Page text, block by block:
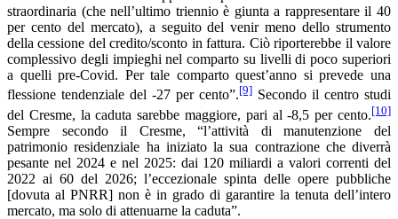
straordinaria (che nell’ultimo triennio è giunta a rappresentare il 40
per cento del mercato), a seguito del venir meno dello strumento
della cessione del credito/sconto in fattura. Ciò riporterebbe il valore
complessivo degli impieghi nel comparto su livelli di poco superiori
a quelli pre-Covid. Per tale comparto quest’anno si prevede una
flessione tendenziale del -27 per cento”.[9] Secondo il centro studi
del Cresme, la caduta sarebbe maggiore, pari al -8,5 per cento.[10]
Sempre secondo il Cresme, “l’attività di manutenzione del
patrimonio residenziale ha iniziato la sua contrazione che diverrà
pesante nel 2024 e nel 2025: dai 120 miliardi a valori correnti del
2022 ai 60 del 2026; l’eccezionale spinta delle opere pubbliche
[dovuta al PNRR] non è in grado di garantire la tenuta dell’intero
mercato, ma solo di attenuarne la caduta”.